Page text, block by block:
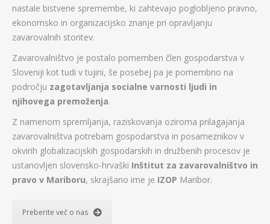
nastale bistvene spremembe, ki zahtevajo poglobljeno pravno,
ekonomsko in organizacijsko znanje pri opravljanju
zavarovalnih storitev.
Zavarovalništvo je postalo pomemben člen gospodarstva v
Sloveniji kot tudi v tujini, še posebej pa je pomembno na
področju zagotavljanja socialne varnosti ljudi in
njihovega premoženja.
Z namenom spremljanja, raziskovanja oziroma prilagajanja
zavarovalništva potrebam gospodarstva in posameznikov v
okvirih globalizacijskih gospodarskih in družbenih procesov je
ustanovljen slovensko-hrvaški Inštitut za zavarovalništvo in
pravo v Mariboru, skrajšano ime je IZOP Maribor.
Preberite več o nas